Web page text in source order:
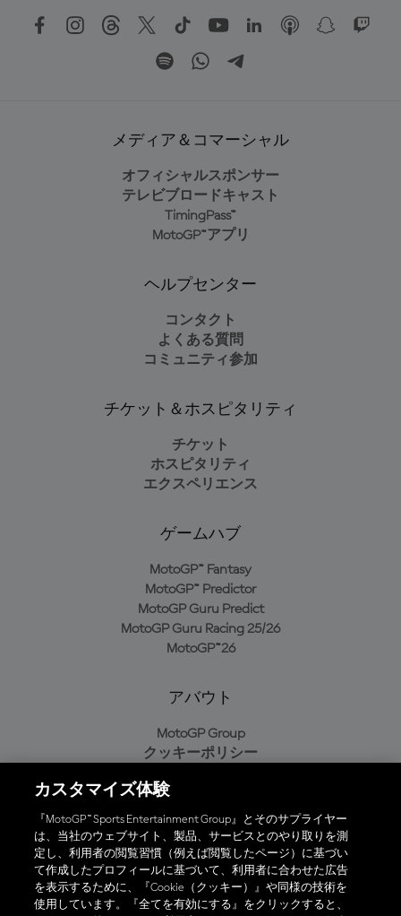
メディア＆コマーシャル
オフィシャルスポンサー
テレビブロードキャスト
TimingPass™
MotoGP™アプリ
ヘルプセンター
コンタクト
よくある質問
コミュニティ参加
チケット＆ホスピタリティ
チケット
ホスピタリティ
エクスペリエンス
ゲームハブ
MotoGP™ Fantasy
MotoGP™ Predictor
MotoGP Guru Predict
MotoGP Guru Racing 25/26
MotoGP™26
アバウト
MotoGP Group
クッキーポリシー
プライバシーポリシー
購入ポリシー
オフィシャルアプリ
カスタマイズ体験
『MotoGP™ Sports Entertainment Group』とそのサプライヤー
は、当社のウェブサイト、製品、サービスとのやり取りを測
定し、利用者の閲覧習慣（例えば閲覧したページ）に基づい
て作成したプロフィールに基づいて、利用者に合わせた広告
を表示するために、『Cookie（クッキー）』や同様の技術を
使用しています。『全てを有効にする』をクリックすると、